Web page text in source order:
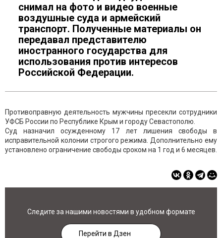
снимал на фото и видео военные
воздушные суда и армейский
транспорт. Полученные материалы он
передавал представителю
иностранного государства для
использования против интересов
Российской Федерации.
Противоправную деятельность мужчины пресекли сотрудники
УФСБ России по Республике Крым и городу Севастополю.
Суд назначил осужденному 17 лет лишения свободы в
исправительной колонии строгого режима. Дополнительно ему
установлено ограничение свободы сроком на 1 год и 6 месяцев.
Следите за нашими новостями в удобном формате
Перейти в Дзен